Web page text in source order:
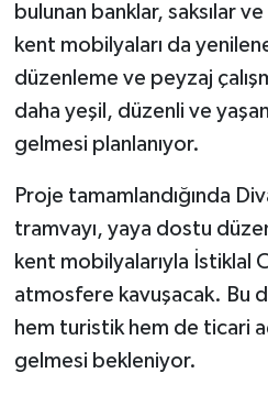
bulunan banklar, saksılar
kent mobilyaları da
düzenleme ve peyzaj
daha yeşil, düzenli ve
gelmesi planlanıyor.
Proje tamamlandığında
tramvayı, yaya dostu
kent mobilyalarıyla İstiklal
atmosfere kavuşacak. Bu
hem turistik hem de ticari
gelmesi bekleniyor.